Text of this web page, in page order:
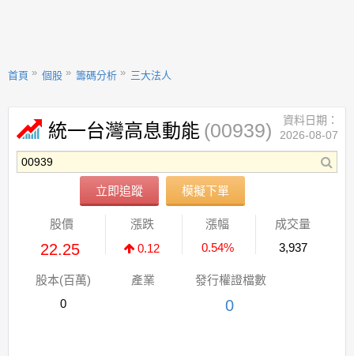
首頁 個股 籌碼分析 三大法人
統一台灣高息動能 (00939)
立即追蹤 模擬下單
資料日期：
2026-08-07
股價
22.25
漲跌
0.12
漲幅
0.54%
成交量
3,937
股本(百萬)
0
產業 發行權證檔數
0